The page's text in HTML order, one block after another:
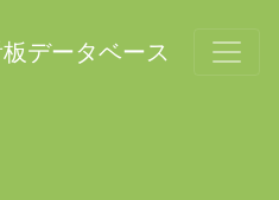
データベース